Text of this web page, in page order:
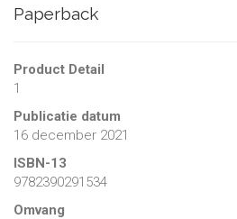
Paperback
Product Detail
1
Publicatie datum
16 december 2021
ISBN-13
9782390291534
Omvang